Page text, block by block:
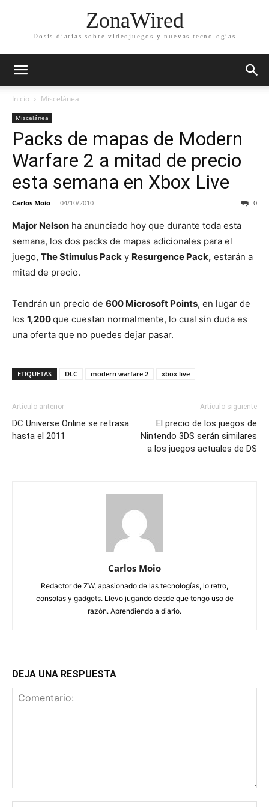
ZonaWired
Dosis diarias sobre videojuegos y nuevas tecnologías
Inicio Miscelánea
Miscelánea
Packs de mapas de Modern
Warfare 2 a mitad de precio
esta semana en Xbox Live
Carlos Moio - 04/10/2010 0
Major Nelson ha anunciado hoy que durante toda esta
semana, los dos packs de mapas adicionales para el
juego, The Stimulus Pack y Resurgence Pack, estarán a
mitad de precio.
Tendrán un precio de 600 Microsoft Points, en lugar de
los 1,200que cuestan normalmente, lo cual sin duda es
una oferta que no puedes dejar pasar.
ETIQUETAS DLC modern warfare 2 xbox live
Artículo anterior
DC Universe Online se retrasa
hasta el 2011
Artículo siguiente
El precio de los juegos de
Nintendo 3DS serán similares
a los juegos actuales de DS
Carlos Moio
Redactor de ZW, apasionado de las tecnologías, lo retro,
consolas y gadgets. Llevo jugando desde que tengo uso de
razón. Aprendiendo a diario.
DEJA UNA RESPUESTA